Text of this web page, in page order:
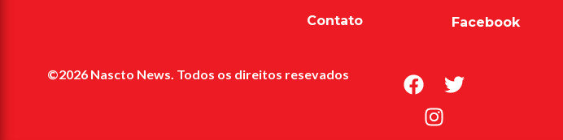
Contato Facebook
©2026 Nascto News. Todos os direitos resevados